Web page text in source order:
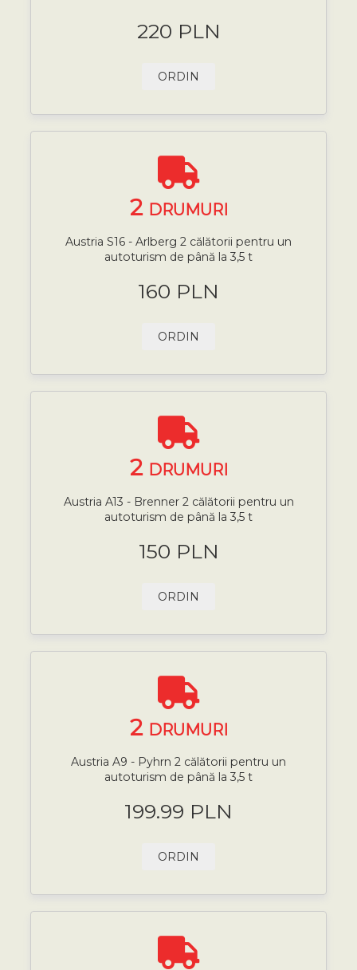
220 PLN
ORDIN
2 DRUMURI
Austria S16 - Arlberg 2 călătorii pentru un
autoturism de până la 3,5 t
160 PLN
ORDIN
2 DRUMURI
Austria A13 - Brenner 2 călătorii pentru un
autoturism de până la 3,5 t
150 PLN
ORDIN
2 DRUMURI
Austria A9 - Pyhrn 2 călătorii pentru un
autoturism de până la 3,5 t
199.99 PLN
ORDIN